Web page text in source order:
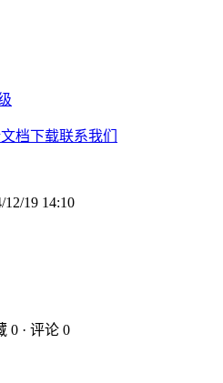
文档下载联系我们
12/19 14:10
0 · 评论 0